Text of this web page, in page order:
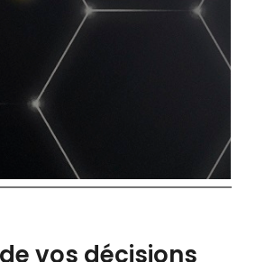
vos décisions